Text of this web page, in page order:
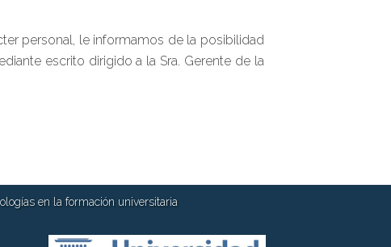
personal, le informamos de la posibilidad
escrito dirigido a la Sra. Gerente de la
en la formación universitaria